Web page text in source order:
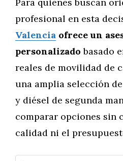
profesional en esta
Valencia ofrece un
personalizado basado
reales de movilidad de
una amplia selección
y diésel de segunda
comparar opciones sin
calidad ni el